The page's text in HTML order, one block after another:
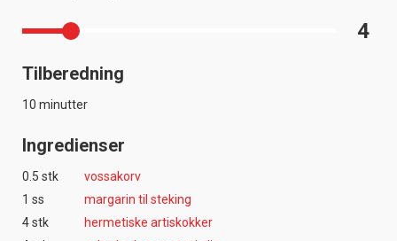
4
Tilberedning
10 minutter
Ingredienser
0.5 stk
vossakorv
1 ss
margarin til steking
4 stk
hermetiske artiskokker